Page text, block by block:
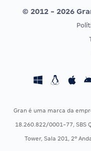
CONCURSOS POR
Concursos Fiscais
Concursos Saúde
© 2012 - 2026
Gran é uma marca da
18.260.822/0001-77, SBS
Tower, Sala 201, 2º